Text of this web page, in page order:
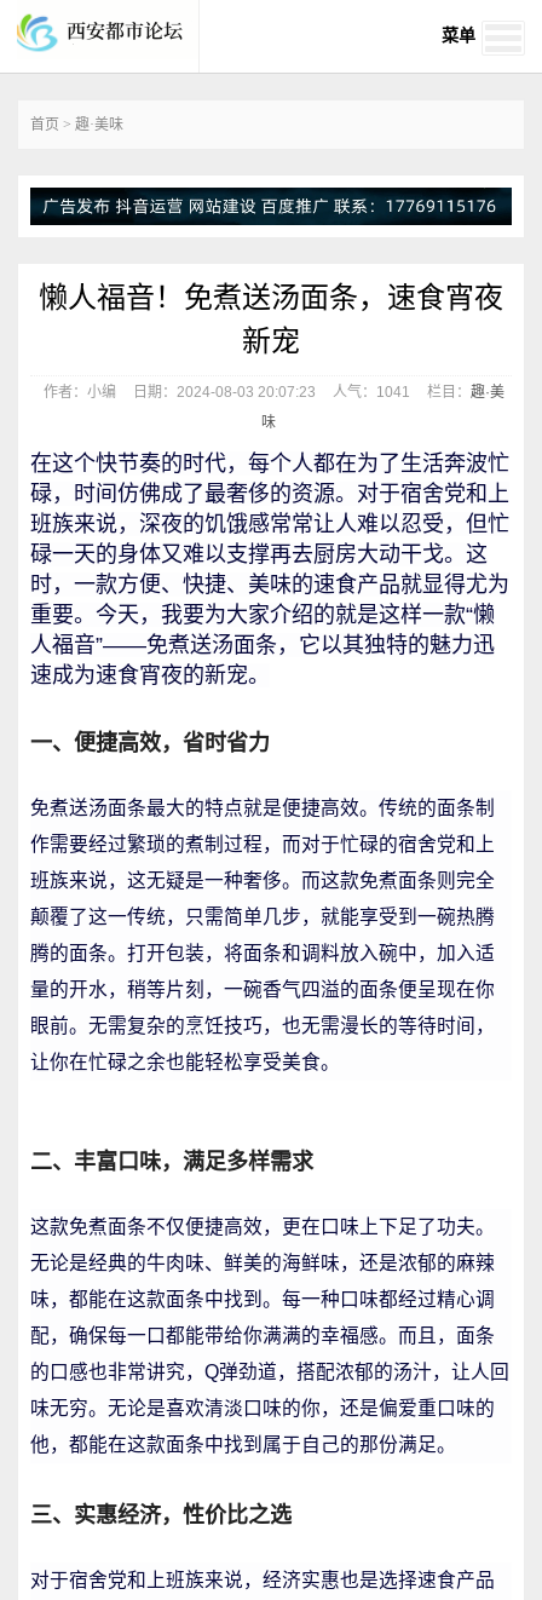
菜单
首页 > 趣·美味
懒人福音！免煮送汤面条，速食宵夜
新宠
作者：小编 日期：2024-08-03 20:07:23 人气： 1041 栏目： 趣·美
味
在这个快节奏的时代，每个人都在为了生活奔波忙
碌，时间仿佛成了最奢侈的资源。对于宿舍党和上
班族来说，深夜的饥饿感常常让人难以忍受，但忙
碌一天的身体又难以支撑再去厨房大动干戈。这
时，一款方便、快捷、美味的速食产品就显得尤为
重要。今天，我要为大家介绍的就是这样一款“懒
人福音”——免煮送汤面条，它以其独特的魅力迅
速成为速食宵夜的新宠。
一、便捷高效，省时省力
免煮送汤面条最大的特点就是便捷高效。传统的面条制
作需要经过繁琐的煮制过程，而对于忙碌的宿舍党和上
班族来说，这无疑是一种奢侈。而这款免煮面条则完全
颠覆了这一传统，只需简单几步，就能享受到一碗热腾
腾的面条。打开包装，将面条和调料放入碗中，加入适
量的开水，稍等片刻，一碗香气四溢的面条便呈现在你
眼前。无需复杂的烹饪技巧，也无需漫长的等待时间，
让你在忙碌之余也能轻松享受美食。
二、丰富口味，满足多样需求
这款免煮面条不仅便捷高效，更在口味上下足了功夫。
无论是经典的牛肉味、鲜美的海鲜味，还是浓郁的麻辣
味，都能在这款面条中找到。每一种口味都经过精心调
配，确保每一口都能带给你满满的幸福感。而且，面条
的口感也非常讲究，Q弹劲道，搭配浓郁的汤汁，让人回
味无穷。无论是喜欢清淡口味的你，还是偏爱重口味的
他，都能在这款面条中找到属于自己的那份满足。
三、实惠经济，性价比之选
对于宿舍党和上班族来说，经济实惠也是选择速食产品